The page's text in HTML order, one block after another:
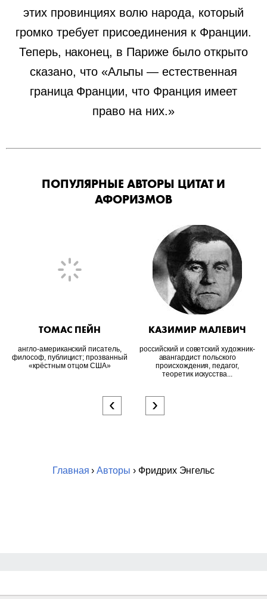
этих провинциях волю народа, который
громко требует присоединения к Франции.
Теперь, наконец, в Париже было открыто
сказано, что «Альпы — естественная
граница Франции, что Франция имеет
право на них.»
ПОПУЛЯРНЫЕ АВТОРЫ ЦИТАТ И
АФОРИЗМОВ
ТОМАС ПЕЙН
англо-американский писатель,
философ, публицист; прозванный
«крёстным отцом США»
КАЗИМИР МАЛЕВИЧ
российский и советский художник-
авангардист польского
происхождения, педагог,
теоретик искусства...
‹ ›
Главная ›Авторы › Фридрих Энгельс